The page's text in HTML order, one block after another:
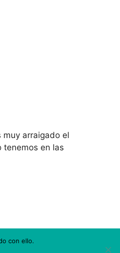
arraigado el
tenemos en las
con ello.